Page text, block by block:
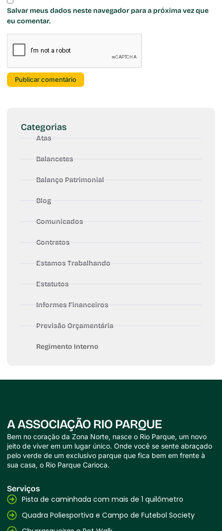
Salvar meus dados neste navegador para a próxima vez que
eu comentar.
Categorias
Atas
Balancetes
Balanço Patrimonial
Blog
Comunicados
Contratos
Estamos Trabalhando
Estatutos
Informes Financeiros
Previsão Orçamentária
Regimento Interno
A ASSOCIAÇÃO RIO PARQUE
Bem no coração da Zona Norte, nasce o Rio Parque, um novo
jeito de viver em um lugar único. Onde você se sente abraçado
pelo verde de um exclusivo parque que fica bem em frente à
sua casa, o Rio Parque Carioca.
Serviços
Pista de caminhada com mais de 1 quilômetro
Quadra Poliesportiva e Campo de Futebol Society